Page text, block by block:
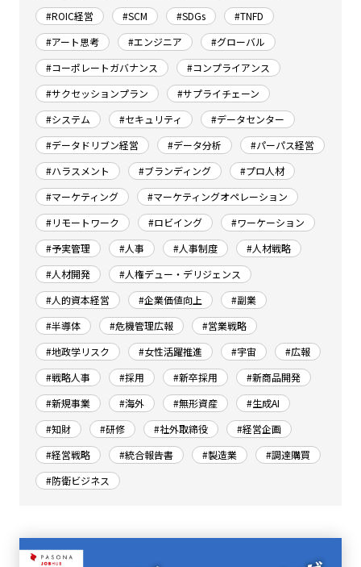
#ROIC経営
#SCM #SDGs
#TNFD
#アート思考
#エンジニア
#グローバル
#コーポレートガバナンス
#コンプライアンス
#サクセッションプラン
#サプライチェーン
#システム
#セキュリティ
#データセンター
#データドリブン経営
#データ分析
#パーパス経営
#ハラスメント
#ブランディング
#プロ人材
#マーケティング
#マーケティングオペレーション
#リモートワーク
#ロビイング
#ワーケーション
#予実管理
#人事 #人事制度
#人材戦略
#人材開発
#人権デュー・デリジェンス
#人的資本経営
#企業価値向上
#副業
#半導体
#危機管理広報
#営業戦略
#地政学リスク
#女性活躍推進 #宇宙
#広報
#戦略人事
#採用 #新卒採用
#新商品開発
#新規事業
#海外 #無形資産
#生成AI
#知財
#研修 #社外取締役
#経営企画
#経営戦略
#統合報告書 #製造業
#調達購買
#防衛ビジネス